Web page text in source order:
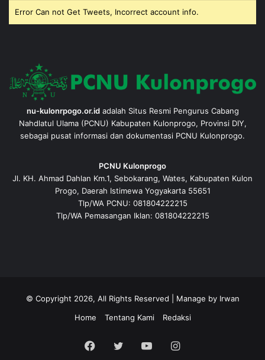
Error Can not Get Tweets, Incorrect account info.
nu-kulonrpogo.or.idadalah Situs Resmi Pengurus Cabang
Nahdlatul Ulama (PCNU) Kabupaten Kulonprogo, Provinsi DIY,
sebagai pusat informasi dan dokumentasi PCNU Kulonprogo.
PCNU Kulonprogo
Jl. KH. Ahmad Dahlan Km.1, Sebokarang, Wates, Kabupaten Kulon
Progo, Daerah Istimewa Yogyakarta 55651
Tlp/WA PCNU: 081804222215
Tlp/WA Pemasangan Iklan: 081804222215
© Copyright 2026, All Rights Reserved | Manage by Irwan
Home
Tentang Kami Redaksi
Facebook
Twitter YouTubeInstagram